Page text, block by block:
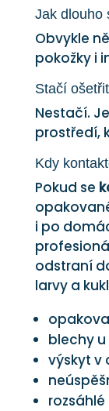
Jak dlouho
Obvykle
pokožky i
Stačí
Nestačí.
prostředí,
Kdy
Pokud se
i po
odstraní
larvy a
blechy
výskyt v